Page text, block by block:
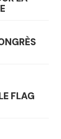
FLAG